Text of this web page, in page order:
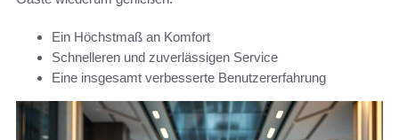
Ein Höchstmaß an Komfort
Schnelleren und zuverlässigen Service
Eine insgesamt verbesserte Benutzererfahrung